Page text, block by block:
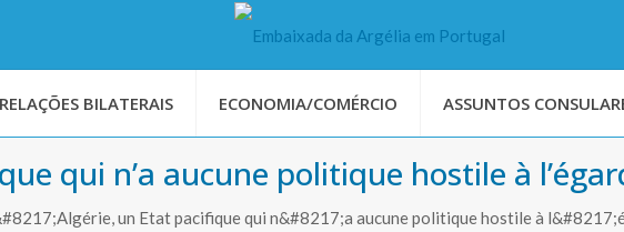
RELAÇÕES BILATERAIS ECONOMIA/COMÉRCIO ASSUNTOS
qui n’a aucune politique hostile à
un Etat pacifique qui n&#8217;a aucune politique hostile à